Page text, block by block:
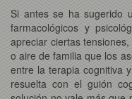
Si antes se ha sugerido
farmacológicos y
apreciar ciertas
o aire de familia que los
entre la terapia cognitiva
resuelta con el guión